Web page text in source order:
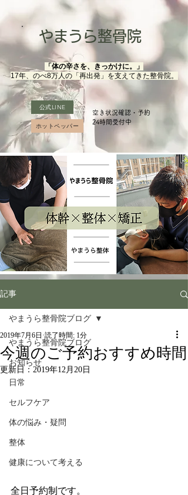
「体の辛さを、きっかけに。」
17年、のべ8万人の「再出発」を支えてきた整骨院。
やまうら整骨院
公式LINE
空き状況確認・予約
​24時間受付中
ホットペッパー
記事
やまうら整骨院ブログ
お知らせ
日常
セルフケア
体の悩み・疑問
整体
健康について考える
やまうら整骨院ブログ
今週のご予約おすすめ時間
2019年7月6日 読了時間: 1分
更新日： 2019年12月20日
全日予約制です。